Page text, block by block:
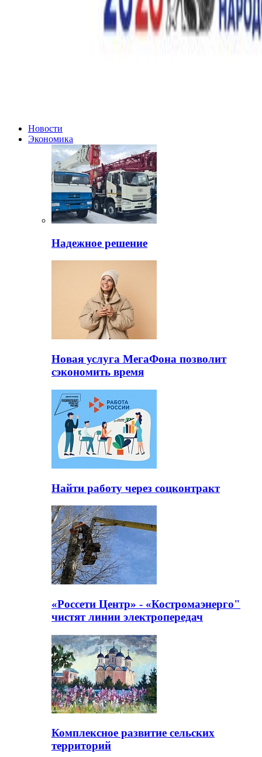
Новости
Экономика
Надежное решение
Новая услуга МегаФона позволит
сэкономить время
Найти работу через соцконтракт
«Россети Центр» - «Костромаэнерго"
чистят линии электропередач
Комплексное развитие сельских
территорий